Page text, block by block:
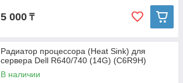
5 000 ₸
Радиатор процессора (Heat Sink) для
сервера Dell R640/740 (14G) (C6R9H)
В наличии